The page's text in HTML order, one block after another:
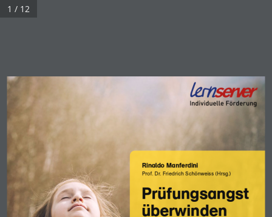
Prüfungsangst
überwinden
Rinaldo Manferdini
Prof. Dr. Friedrich Schönweiss (Hrsg.)
1 / 12